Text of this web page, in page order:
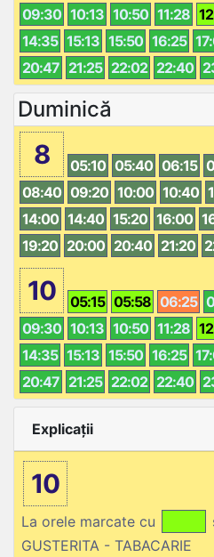
09:30 10:13 10:50 11:28
14:35 15:13 15:50 16:25
20:47 21:25 22:02 22:40
Duminică
8 05:10 05:40 06:15
08:40 09:20 10:00 10:40
14:00 14:40 15:20 16:00
19:20 20:00 20:40 21:20
10 05:15 05:58 06:25
09:30 10:13 10:50 11:28
14:35 15:13 15:50 16:25
20:47 21:25 22:02 22:40
Explicații
10
La orele marcate cu
GUSTERITA - TABACARIE